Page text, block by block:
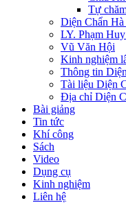
Tự
Diện Chẩn
LY. Phạm
Vũ Văn Hội
Kinh nghiệm
Thông tin
Tài liệu Diện
Địa chỉ Diện
Bài giảng
Tin tức
Khí công
Sách
Video
Dụng cụ
Kinh nghiệm
Liên hệ